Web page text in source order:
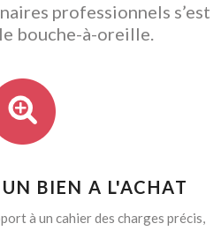
professionnels s’est
bouche-à-oreille.
BIEN A L'ACHAT
à un cahier des charges précis,